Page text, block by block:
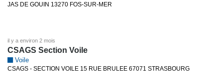
JAS DE GOUIN 13270 FOS-SUR-MER
il y a environ 2 mois
CSAGS Section Voile
Voile
CSAGS - SECTION VOILE 15 RUE BRULEE 67071 STRASBOURG